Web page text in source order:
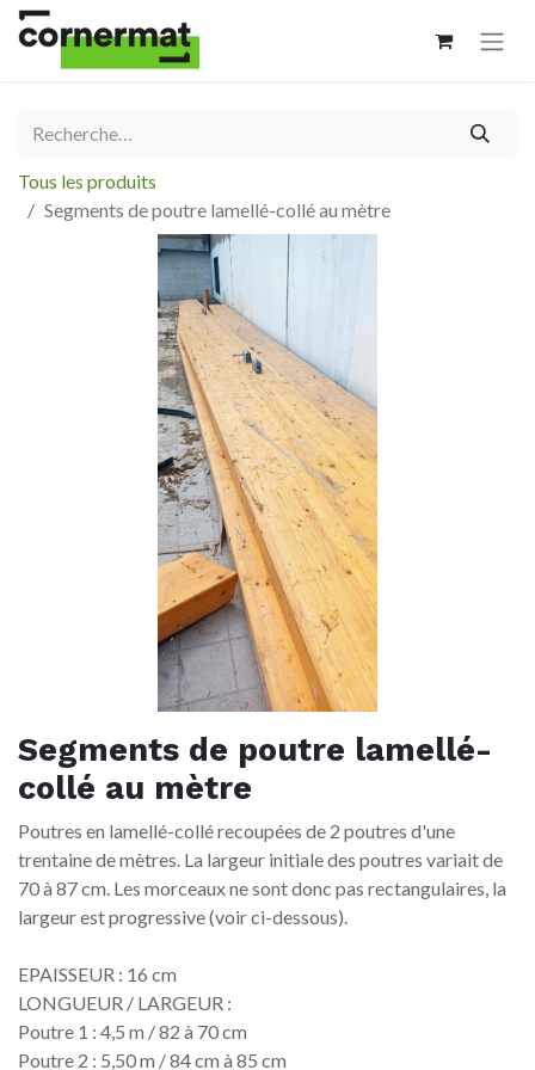
Tous les produits
Segments de poutre lamellé-collé au mètre
Segments de poutre lamellé-
collé au mètre
Poutres en lamellé-collé recoupées de 2 poutres d'une
trentaine de mètres. La largeur initiale des poutres variait de
70 à 87 cm. Les morceaux ne sont donc pas rectangulaires, la
largeur est progressive (voir ci-dessous).
EPAISSEUR : 16 cm
LONGUEUR / LARGEUR :
Poutre 1 : 4,5 m / 82 à 70 cm
Poutre 2 : 5,50 m / 84 cm à 85 cm